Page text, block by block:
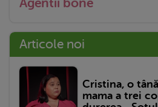
Agentii bone
Articole noi
Cristina, o
mama a trei